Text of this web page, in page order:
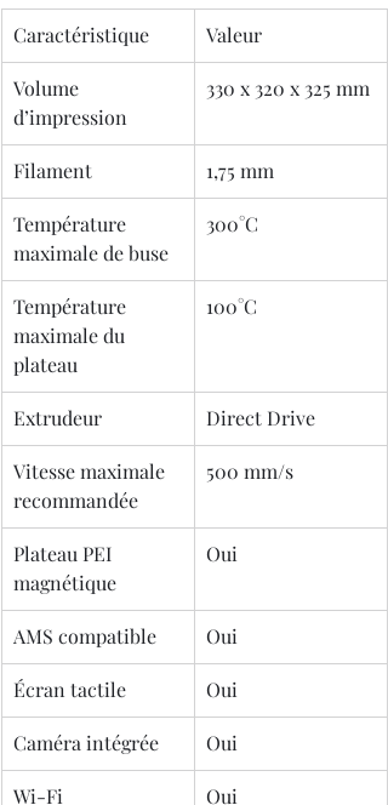
Caractéristique Valeur
Volume
d’impression
330 x 320 x 325 mm
Filament 1,75 mm
Température
maximale de buse
300°C
Température
maximale du
plateau
100°C
Extrudeur Direct Drive
Vitesse maximale
recommandée
500 mm/s
Plateau PEI
magnétique
Oui
AMS compatible Oui
Écran tactile Oui
Caméra intégrée Oui
Wi-Fi Oui